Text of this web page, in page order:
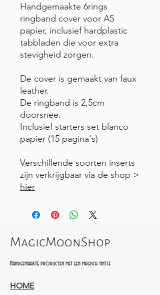
Handgemaakte 6rings
ringband cover voor A5
papier, inclusief hardplastic
tabbladen die voor extra
stevigheid zorgen.
De cover is gemaakt van faux
leather.
De ringband is 2,5cm
doorsnee.
Inclusief starters set blanco
papier (15 pagina's)
Verschillende soorten inserts
zijn verkrijgbaar via de shop >
hier
MagicMoonShop
Handgemaakte producten met een magisch tintje
HOME